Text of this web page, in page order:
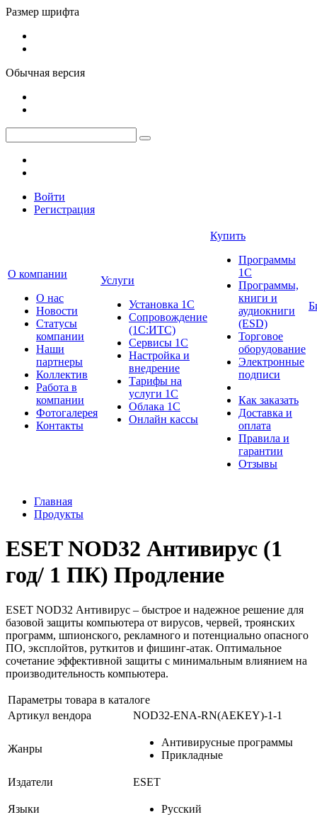
Размер шрифта
Обычная версия
Войти
Регистрация
О компании
О нас
Новости
Cтатусы
компании
Наши
партнеры
Коллектив
Работа в
компании
Фотогалерея
Контакты
Услуги
Установка 1С
Сопровождение
(1С:ИТС)
Сервисы 1С
Настройка и
внедрение
Тарифы на
услуги 1С
Облака 1С
Онлайн кассы
Купить
Программы
1С
Программы,
книги и
аудиокниги
(ESD)
Торговое
оборудование
Электронные
подписи
Как заказать
Доставка и
оплата
Правила и
гарантии
Отзывы
Главная
Продукты
ESET NOD32 Антивирус (1
год/ 1 ПК) Продление
ESET NOD32 Антивирус – быстрое и надежное решение для
базовой защиты компьютера от вирусов, червей, троянских
программ, шпионского, рекламного и потенциально опасного
ПО, эксплойтов, руткитов и фишинг-атак. Оптимальное
сочетание эффективной защиты с минимальным влиянием на
производительность компьютера.
Параметры товара в каталоге
Артикул вендора
NOD32-ENA-RN(AEKEY)-1-1
Жанры
Антивирусные программы
Прикладные
Издатели ESET
Языки Русский